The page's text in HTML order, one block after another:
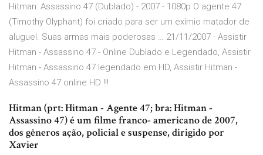
Hitman: Assassino 47 (Dublado) - 2007 - 1080p O agente 47
(Timothy Olyphant) foi criado para ser um exímio matador de
aluguel. Suas armas mais poderosas … 21/11/2007 · Assistir
Hitman - Assassino 47 - Online Dublado e Legendado, Assistir
Hitman - Assassino 47 legendado em HD, Assistir Hitman -
Assassino 47 online HD !!!
Hitman (prt: Hitman - Agente 47; bra: Hitman -
Assassino 47) é um filme franco- americano de 2007,
dos gêneros ação, policial e suspense, dirigido por
Xavier